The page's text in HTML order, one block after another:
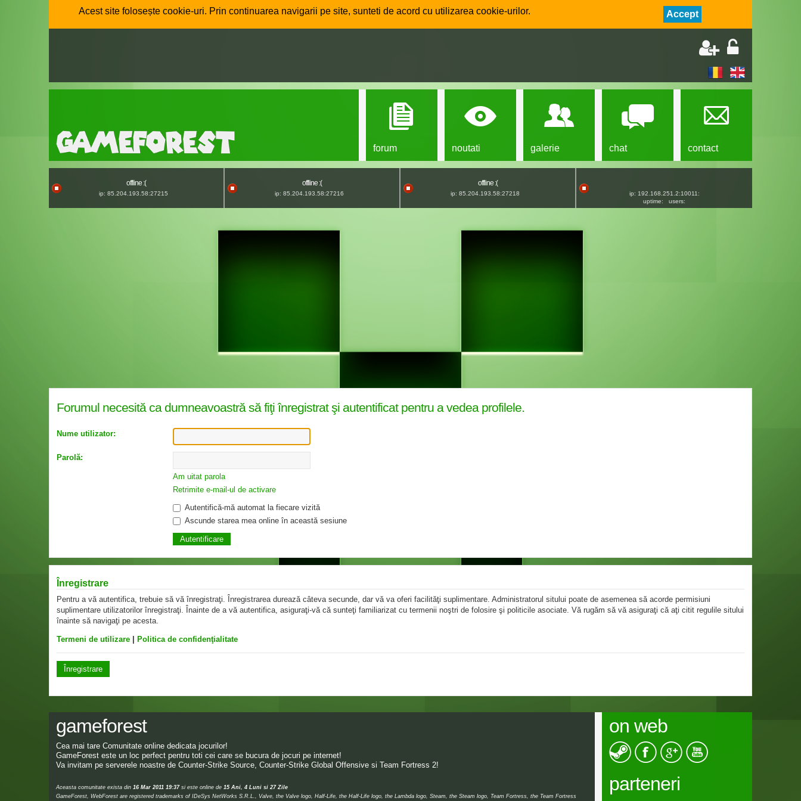
Acest site folosește cookie-uri. Prin continuarea navigarii pe site, sunteti de acord cu utilizarea cookie-urilor. Accept
forum noutati galerie chat contact
offline :(
ip: 85.204.193.58:27215
offline :(
ip: 85.204.193.58:27216
offline :(
ip: 85.204.193.58:27218
ip: 192.168.251.2:10011:
uptime:
users:
Forumul necesită ca dumneavoastră să fiţi înregistrat şi autentificat pentru a vedea profilele.
Nume utilizator:
Parolă:
Am uitat parola
Retrimite e-mail-ul de activare
Autentifică-mă automat la fiecare vizită
Ascunde starea mea online în această sesiune
Înregistrare
Pentru a vă autentifica, trebuie să vă înregistraţi. Înregistrarea durează câteva secunde, dar vă va oferi facilităţi suplimentare. Administratorul sitului poate de asemenea să acorde permisiuni
suplimentare utilizatorilor înregistraţi. Înainte de a vă autentifica, asiguraţi-vă că sunteţi familiarizat cu termenii noştri de folosire şi politicile asociate. Vă rugăm să vă asiguraţi că aţi citit regulile sitului
înainte să navigaţi pe acesta.
Termeni de utilizare Politica de confidenţialitate
Înregistrare
gameforest
Cea mai tare Comunitate online dedicata jocurilor!
GameForest este un loc perfect pentru toti cei care se bucura de jocuri pe internet!
Va invitam pe serverele noastre de Counter-Strike Source, Counter-Strike Global Offensive si Team Fortress 2!
Aceasta comunitate exista din 16 Mar 2011 19:37si este online de 15 Ani, 4 Luni si 27 Zile
GameForest, WebForest are registered trademarks of IDeSys NetWorks S.R.L., Valve, the Valve logo, Half-Life, the Half-Life logo, the Lambda logo, Steam, the Steam logo, Team Fortress, the Team Fortress
on web
parteneri